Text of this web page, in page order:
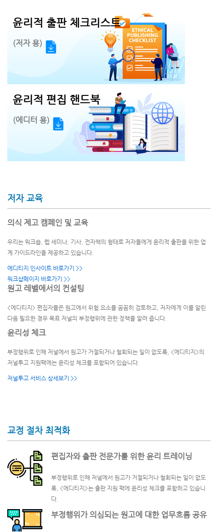
윤리적 출판체크리스트
(저자 용)
윤리적 편집 핸드북
(에디터 용)
저자 교육
의식 제고 캠페인 및 교육
우리는 워크숍, 웹 세미나, 기사, 전자책의 형태로 저자들에게 윤리적 출판을 위한 업
계 가이드라인을 제공하고 있습니다.
에디티지 인사이트 바로가기 >>
워크샵페이지 바로가기 >>
원고 레벨에서의 컨설팅
<에디티지> 편집자들은 원고에서 위험 요소를 꼼꼼히 검토하고, 저자에게 이를 알린
다음 필요한 경우 목표 저널의 부정행위에 관한 정책을 알려 줍니다.
윤리성 체크
부정행위로 인해 저널에서 원고가 거절되거나 철회되는 일이 없도록, <에디티지>의
저널투고 지원팩에는 윤리성 체크를 포함되어 있습니다.
저널투고 서비스 상세보기 >>
교정 절차 최적화
편집자와 출판 전문가를 위한 윤리 트레이닝
부정행위로 인해 저널에서 원고가 거절되거나 철회되는 일이 없도
록, <에디티지>는 출판 지원 팩에 윤리성 체크를 포함하고 있습니
다.
부정행위가 의심되는 원고에 대한 업무흐름 공유